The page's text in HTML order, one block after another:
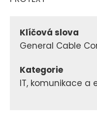
Klíčová slova
General Cable
Kategorie
IT, komunikace a